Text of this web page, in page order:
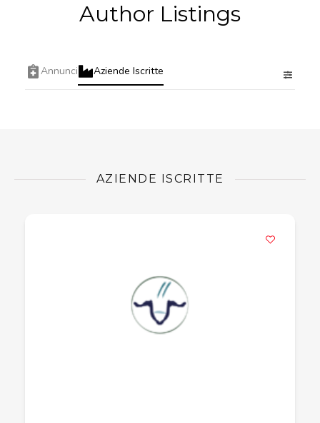
Author Listings
Annunci Aziende Iscritte
AZIENDE ISCRITTE